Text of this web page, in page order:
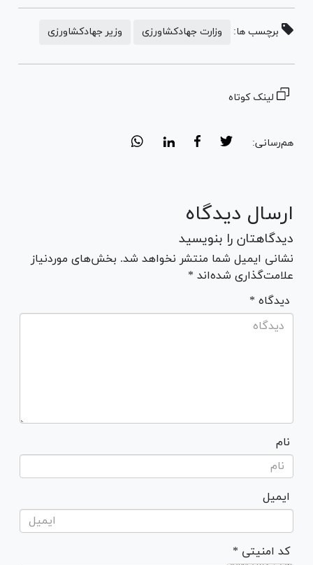
برچسب ها: وزارت جهادکشاورزی وزیر جهادکشاورزی
لینک کوتاه
هم‌رسانی:
ارسال دیدگاه
دیدگاهتان را بنویسید
نشانی ایمیل شما منتشر نخواهد شد. بخش‌های موردنیاز
علامت‌گذاری شده‌اند *
* دیدگاه
نام
ایمیل
* کد امنیتی